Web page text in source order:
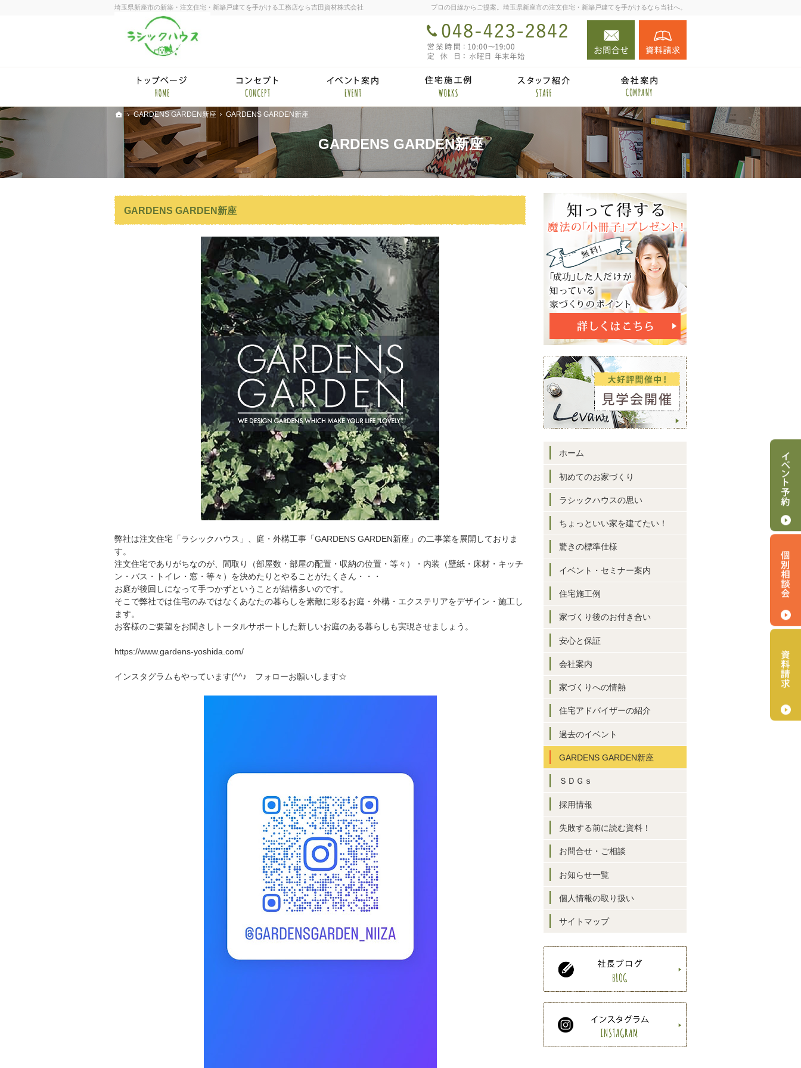
GARDENS GARDEN新座
プロの目線からご提案。埼玉県新座市の注文住宅・新築戸建てを手がけるなら当社へ。
埼玉県新座市の新築・注文住宅・新築戸建てを手がける工務店なら吉田資材株式会社
GARDENS GARDEN新座
弊社は注文住宅「ラシックハウス」、庭・外構工事「GARDENS GARDEN新座」の二事業を展開しておりま
す。
注文住宅でありがちなのが、間取り（部屋数・部屋の配置・収納の位置・等々）・内装（壁紙・床材・キッチ
ン・バス・トイレ・窓・等々）を決めたりとやることがたくさん・・・
お庭が後回しになって手つかずということが結構多いのです。
そこで弊社では住宅のみではなくあなたの暮らしを素敵に彩るお庭・外構・エクステリアをデザイン・施工し
ます。
お客様のご要望をお聞きしトータルサポートした新しいお庭のある暮らしも実現させましょう。
https://www.gardens-yoshida.com/
インスタグラムもやっています(^^♪ フォローお願いします☆
ホーム
初めてのお家づくり
ラシックハウスの思い
ちょっといい家を建てたい！
驚きの標準仕様
イベント・セミナー案内
住宅施工例
家づくり後のお付き合い
安心と保証
会社案内
家づくりへの情熱
住宅アドバイザーの紹介
過去のイベント
GARDENS GARDEN新座
ＳＤＧｓ
採用情報
失敗する前に読む資料！
お問合せ・ご相談
お知らせ一覧
個人情報の取り扱い
サイトマップ
048-423-2842
お問合せ
ホーム
GARDENS GARDEN新座 GARDENS GARDEN新座